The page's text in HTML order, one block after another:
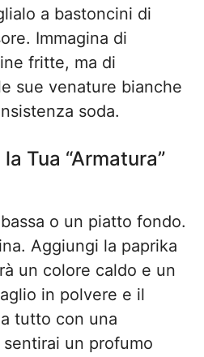
a bastoncini di
Immagina di
fritte, ma di
sue venature bianche
soda.
Tua “Armatura”
o un piatto fondo.
Aggiungi la paprika
un colore caldo e un
in polvere e il
tutto con una
un profumo